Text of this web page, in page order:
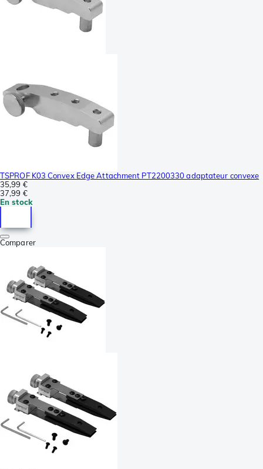
TSPROF K03 Convex Edge Attachment PT2200330 adaptateur convexe
35,99 €
37,99 €
En stock
Comparer